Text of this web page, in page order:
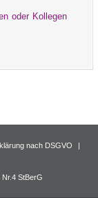
oder Kollegen
nach DSGVO
StBerG